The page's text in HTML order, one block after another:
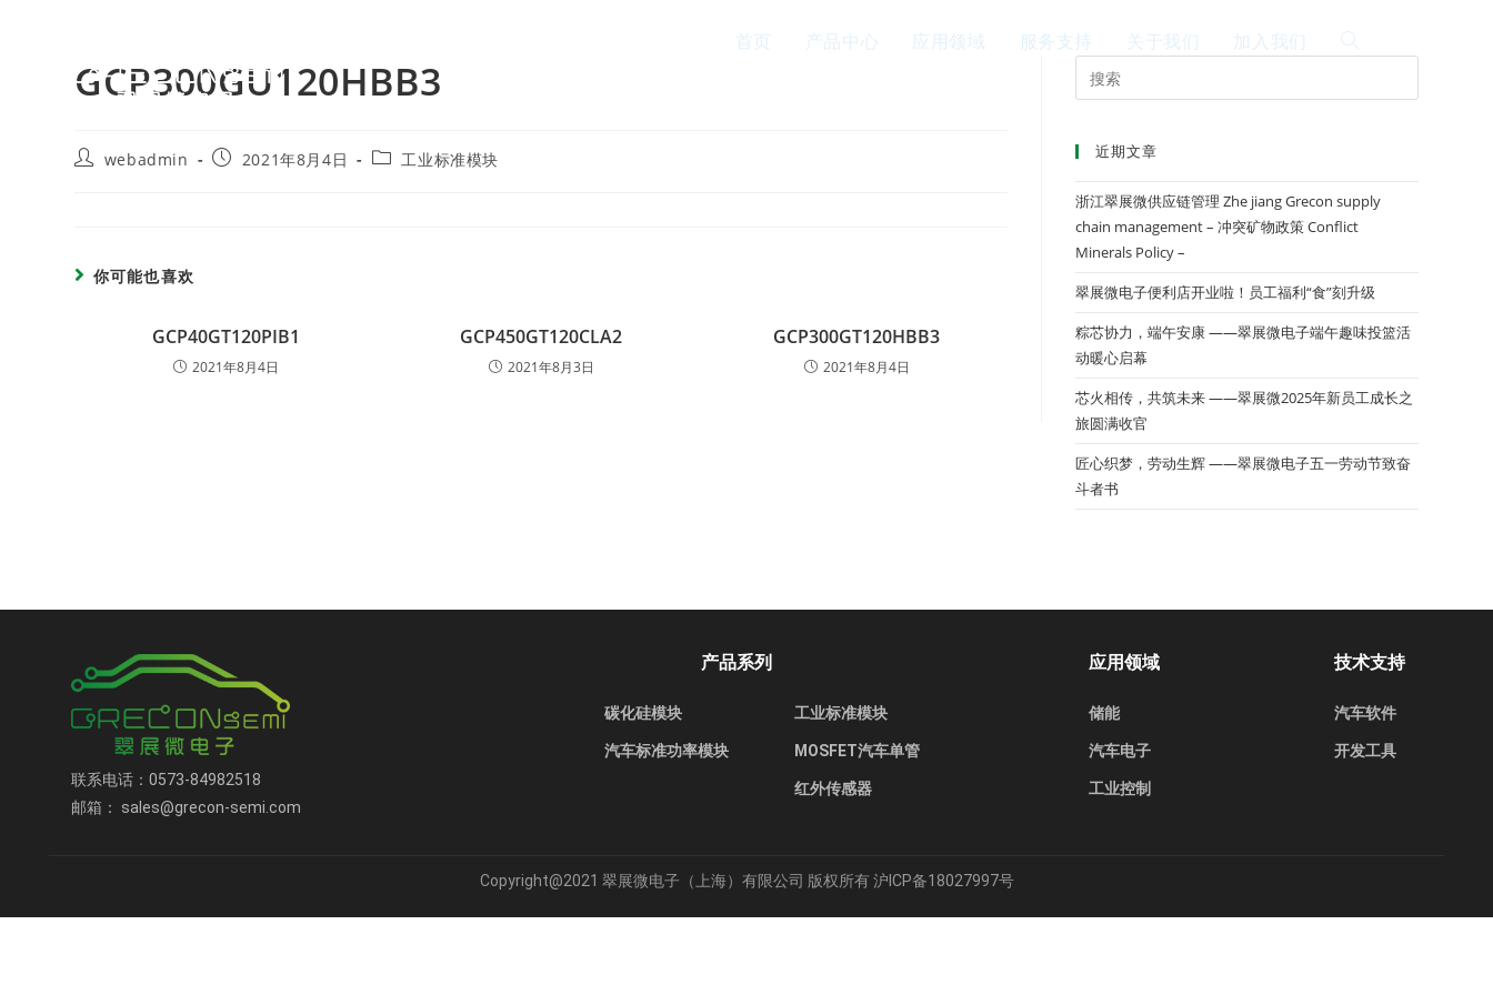
首页 产品中心 应用领域 服务支持 关于我们 加入我们
GCP300GU120HBB3
webadmin 2021年8月4日 工业标准模块
你可能也喜欢
GCP40GT120PIB1
2021年8月4日
GCP450GT120CLA2
2021年8月3日
GCP300GT120HBB3
2021年8月4日
近期文章
浙江翠展微供应链管理 Zhe jiang Grecon supply
chain management – 冲突矿物政策 Conflict
Minerals Policy –
翠展微电子便利店开业啦！员工福利“食”刻升级
粽芯协力，端午安康 ——翠展微电子端午趣味投篮活
动暖心启幕
芯火相传，共筑未来 ——翠展微2025年新员工成长之
旅圆满收官
匠心织梦，劳动生辉 ——翠展微电子五一劳动节致奋
斗者书
联系电话：0573-84982518
邮箱： sales@grecon-semi.com
产品系列
碳化硅模块
汽车标准功率模块
工业标准模块
MOSFET汽车单管
红外传感器
应用领域
储能
汽车电子
工业控制
技术支持
汽车软件
开发工具
Copyright@2021 翠展微电子（上海）有限公司 版权所有沪ICP备18027997号